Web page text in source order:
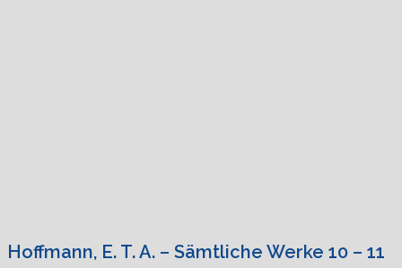
Hoffmann, E. T. A. – Sämtliche Werke 10 – 11